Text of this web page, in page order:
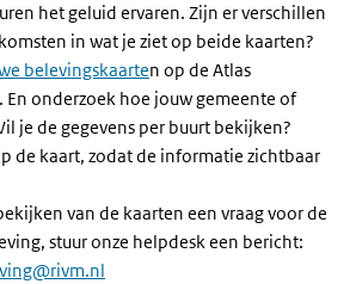
het geluid ervaren. Zijn er verschillen
in wat je ziet op beide kaarten?
belevingskaarten op de Atlas
En onderzoek hoe jouw gemeente of
je de gegevens per buurt bekijken?
de kaart, zodat de informatie zichtbaar
van de kaarten een vraag voor de
stuur onze helpdesk een bericht: